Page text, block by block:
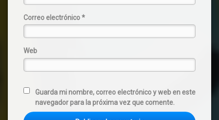
Correo electrónico*
Web
Guarda mi nombre, correo electrónico y web en este
navegador para la próxima vez que comente.